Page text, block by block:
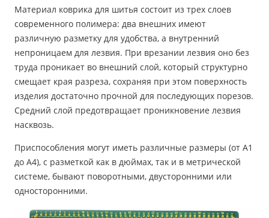
Материал коврика для шитья состоит из трех слоев
современного полимера: два внешних имеют
различную разметку для удобства, а внутренний
непроницаем для лезвия. При врезании лезвия оно без
труда проникает во внешний слой, который структурно
смещает края разреза, сохраняя при этом поверхность
изделия достаточно прочной для последующих порезов.
Средний слой предотвращает проникновение лезвия
насквозь.
Приспособления могут иметь различные размеры (от А1
до А4), с разметкой как в дюймах, так и в метрической
системе, бывают поворотными, двусторонними или
односторонними.